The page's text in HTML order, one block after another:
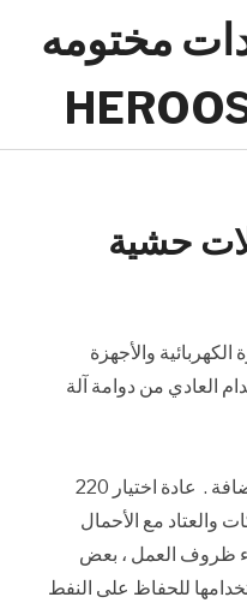
مختومه
حشية
والأجهزة
العادي من دوامة آلة
اختيار مواد التشحيم والمواد المضافة . عادة اختيار 220
والعتاد مع الأحمال
ظروف العمل ، بعض
للحفاظ على النفط